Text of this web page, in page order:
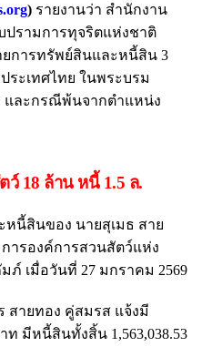
) รายงานว่า สำนักงาน
รามการทุจริตแห่งชาติ
ยการทรัพย์สินและหนี้สิน 3
ระเทศไทย ในพระบรม
และกรณีพ้นจากตำแหน่ง
ว์ 18 ล้าน หนี้ 1.5 ล.
นี้สินของ นายสุเมธ สาย
ารองค์การสวนสัตว์แห่ง
ภ์ เมื่อวันที่ 27 มกราคม 2569
สายทอง คู่สมรส แจ้งมี
ท มีหนี้สินทั้งสิ้น 1,563,038.53